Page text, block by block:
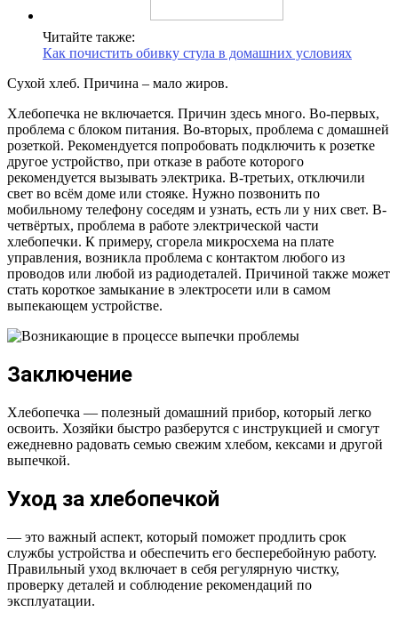
Читайте также:
Как почистить обивку стула в домашних условиях
Сухой хлеб. Причина – мало жиров.
Хлебопечка не включается. Причин здесь много. Во-первых,
проблема с блоком питания. Во-вторых, проблема с домашней
розеткой. Рекомендуется попробовать подключить к розетке
другое устройство, при отказе в работе которого
рекомендуется вызывать электрика. В-третьих, отключили
свет во всём доме или стояке. Нужно позвонить по
мобильному телефону соседям и узнать, есть ли у них свет. В-
четвёртых, проблема в работе электрической части
хлебопечки. К примеру, сгорела микросхема на плате
управления, возникла проблема с контактом любого из
проводов или любой из радиодеталей. Причиной также может
стать короткое замыкание в электросети или в самом
выпекающем устройстве.
Заключение
Хлебопечка — полезный домашний прибор, который легко
освоить. Хозяйки быстро разберутся с инструкцией и смогут
ежедневно радовать семью свежим хлебом, кексами и другой
выпечкой.
Уход за хлебопечкой
— это важный аспект, который поможет продлить срок
службы устройства и обеспечить его бесперебойную работу.
Правильный уход включает в себя регулярную чистку,
проверку деталей и соблюдение рекомендаций по
эксплуатации.